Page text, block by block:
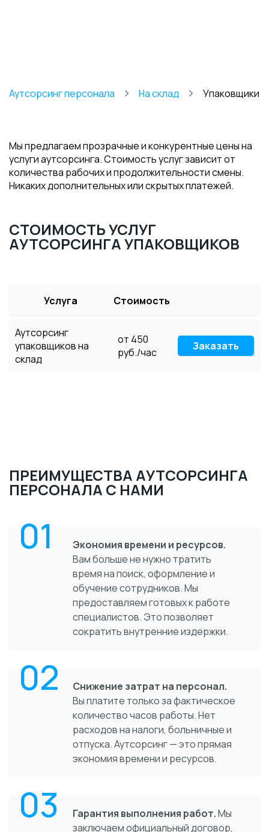
Аутсорсинг персонала На склад Упаковщики
Мы предлагаем прозрачные и конкурентные цены на
услуги аутсорсинга. Стоимость услуг зависит от
количества рабочих и продолжительности смены.
Никаких дополнительных или скрытых платежей.
СТОИМОСТЬ УСЛУГ
АУТСОРСИНГА УПАКОВЩИКОВ
Услуга Стоимость
Аутсорсинг
упаковщиков на
склад
от 450
руб./час
Заказать
ПРЕИМУЩЕСТВА АУТСОРСИНГА
ПЕРСОНАЛА С НАМИ
01
Экономия времени и ресурсов.
Вам больше не нужно тратить
время на поиск, оформление и
обучение сотрудников. Мы
предоставляем готовых к работе
специалистов. Это позволяет
сократить внутренние издержки.
02
Снижение затрат на персонал.
Вы платите только за фактическое
количество часов работы. Нет
расходов на налоги, больничные и
отпуска. Аутсорсинг — это прямая
экономия времени и ресурсов.
03 Гарантия выполнения работ.Мы
заключаем официальный договор,